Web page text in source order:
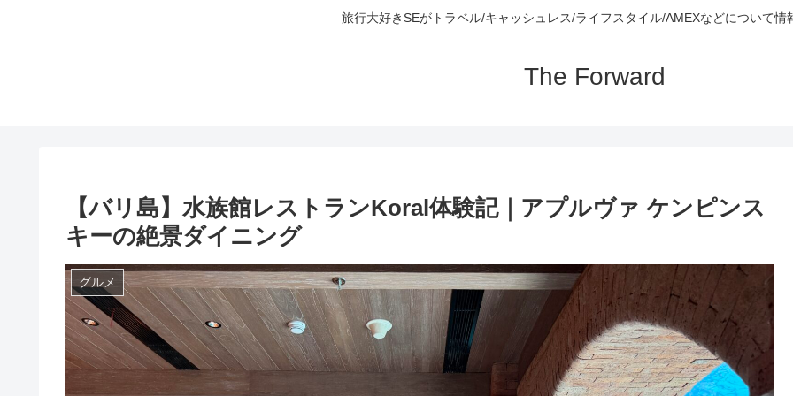
旅行大好きSEがトラベル/キャッシュレス/ライフスタイル/AMEXなどについて情
The Forward
【バリ島】水族館レストランKoral体験記｜アプルヴァ ケンピンス
キーの絶景ダイニング
グルメ